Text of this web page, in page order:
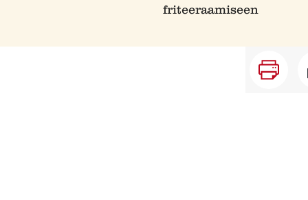
friteeraamiseen